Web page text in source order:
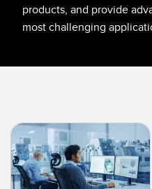
槽型、標籤與區域檢測感測器​
狀態監測感測器​
無線狀態監測感測器​
震動感測器​
預防性維護
預防性維護
沖洗環境
IO-Link
products, and provide
most challenging